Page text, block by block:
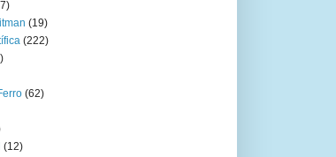
(19)
(222)
(62)
(12)